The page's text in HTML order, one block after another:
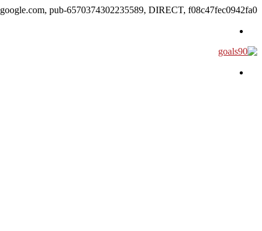
google.com, pub-6570374302235589, DIRECT, f08c47fec0942fa0